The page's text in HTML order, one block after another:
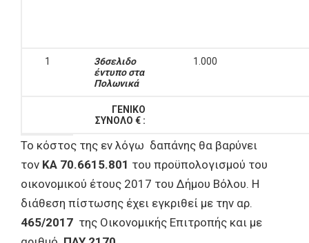
1
36σελιδο
έντυπο στα
Πολωνικά
1.000
ΓΕΝΙΚΟ
ΣΥΝΟΛΟ € :
Το κόστος της εν λόγω δαπάνης θα βαρύνει
τον ΚΑ 70.6615.801 του προϋπολογισμού του
οικονομικού έτους 2017 του Δήμου Βόλου. Η
διάθεση πίστωσης έχει εγκριθεί με την αρ.
465/2017 της Οικονομικής Επιτροπής και με